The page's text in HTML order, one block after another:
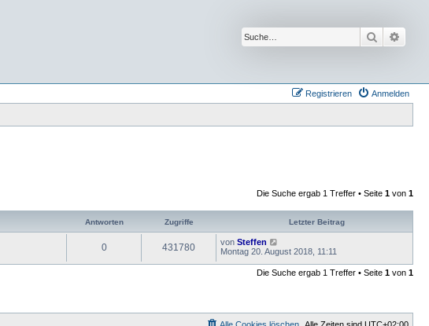
Suche
Anmelden
Registrieren
Die Suche ergab 1 Treffer • Seite 1 von 1
Antworten Zugriffe Letzter Beitrag
0 431780 von Steffen
Montag 20. August 2018, 11:11
Die Suche ergab 1 Treffer • Seite 1 von 1
Alle Zeiten sind UTC+02:00
Alle Cookies löschen